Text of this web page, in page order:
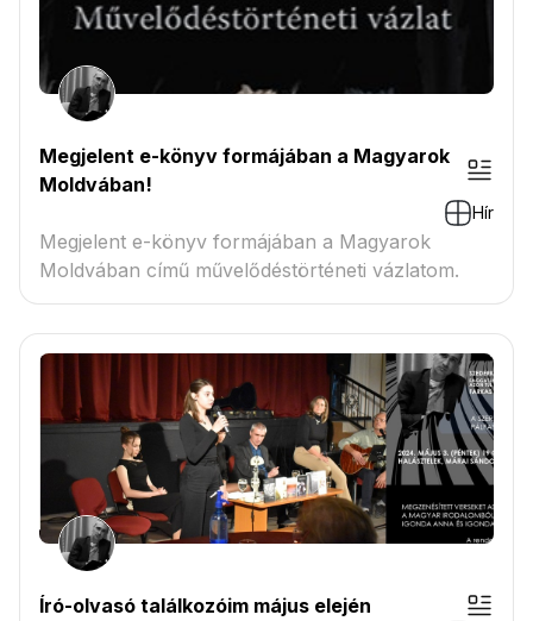
Megjelent e-könyv formájában a Magyarok
Moldvában!
Hír
Megjelent e-könyv formájában a Magyarok
Moldvában című művelődéstörténeti vázlatom.
Író-olvasó találkozóim május elején